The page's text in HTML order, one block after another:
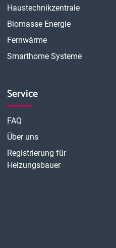
Haustechnikzentrale
Biomasse Energie
Fernwärme
Smarthome Systeme
Service
FAQ
Über uns
Registrierung für
Heizungsbauer